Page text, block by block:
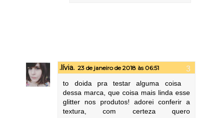
.lívia. 23 de janeiro de 2018 às 06:51
to doida pra testar alguma coisa
dessa marca, que coisa mais linda esse
glitter nos produtos! adorei conferir a
textura, com certeza quero